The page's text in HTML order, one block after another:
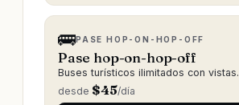
🚌PASE HOP-ON-HOP-OFF
Pase hop-on-hop-off
Buses turísticos ilimitados con vistas.
desde $45/día